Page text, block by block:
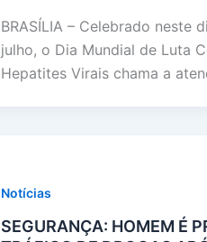
BRASÍLIA – Celebrado neste
julho, o Dia Mundial de Luta
Hepatites Virais chama a
Notícias
SEGURANÇA: HOMEM É